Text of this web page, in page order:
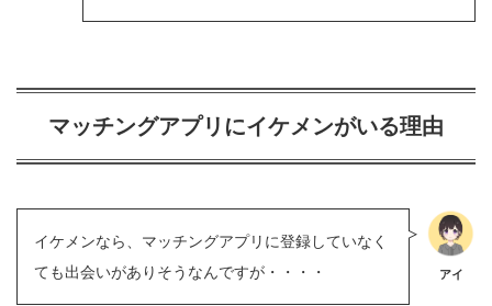
マッチングアプリにイケメンがいる理由
イケメンなら、マッチングアプリに登録していなく
ても出会いがありそうなんですが・・・・
アイ